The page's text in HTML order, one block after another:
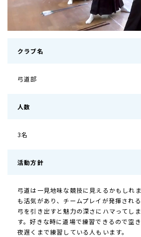
クラブ名
弓道部
人数
3名
活動方針
弓道は一見地味な競技に見えるかもしれ
も活気があり、チームプレイが発揮される
弓を引き出すと魅力の深さにハマってし
す。好きな時に道場で練習できるので空
夜遅くまで練習している人もいます。